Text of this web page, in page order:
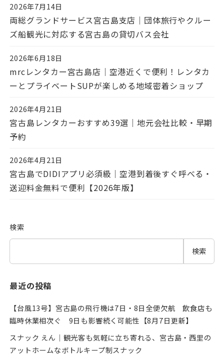
投稿日
2026年7月14日
両総グランドサービス宮古島支店｜団体旅行やクルー
ズ船観光に対応する宮古島の貸切バス会社
投稿日
2026年6月18日
mrcレンタカー宮古島店｜空港近くで便利！レンタカ
ーとプライベートSUPが楽しめる地域密着ショップ
投稿日
2026年4月21日
宮古島レンタカーおすすめ39選｜地元会社比較・早期
予約
投稿日
2026年4月21日
宮古島でDIDIアプリ必須級｜空港到着後すぐ呼べる・
送迎料金無料で便利【2026年版】
検索
検索
最近の投稿
【台風13号】宮古島の飛行機は7日・8日全便欠航 飲食店も
臨時休業相次ぐ 9日も影響続く可能性【8月7日更新】
スナック えん｜観光客も気軽に立ち寄れる、宮古島・西里の
アットホームなボトルキープ制スナック